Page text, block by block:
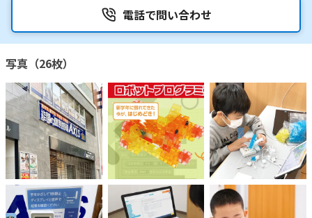
電話で問い合わせ
写真（26枚）